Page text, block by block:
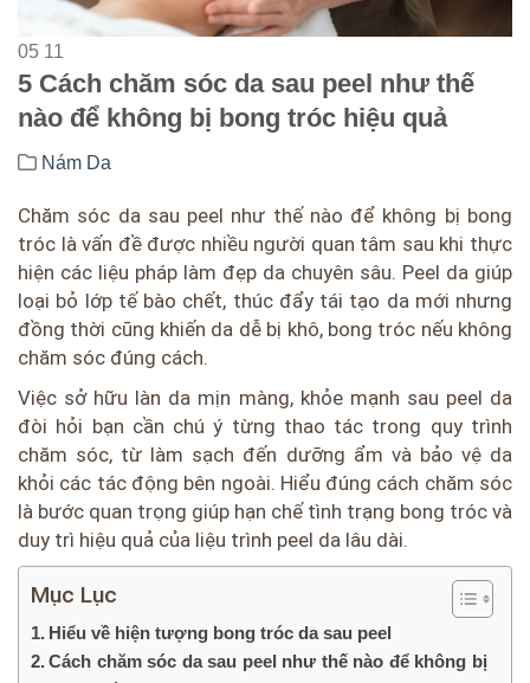
05 11
5 Cách chăm sóc da sau peel như thế
nào để không bị bong tróc hiệu quả
Nám Da
Chăm sóc da sau peel như thế nào để không bị bong
tróc là vấn đề được nhiều người quan tâm sau khi thực
hiện các liệu pháp làm đẹp da chuyên sâu. Peel da giúp
loại bỏ lớp tế bào chết, thúc đẩy tái tạo da mới nhưng
đồng thời cũng khiến da dễ bị khô, bong tróc nếu không
chăm sóc đúng cách.
Việc sở hữu làn da mịn màng, khỏe mạnh sau peel da
đòi hỏi bạn cần chú ý từng thao tác trong quy trình
chăm sóc, từ làm sạch đến dưỡng ẩm và bảo vệ da
khỏi các tác động bên ngoài. Hiểu đúng cách chăm sóc
là bước quan trọng giúp hạn chế tình trạng bong tróc và
duy trì hiệu quả của liệu trình peel da lâu dài.
Mục Lục
Hiểu về hiện tượng bong tróc da sau peel
Cách chăm sóc da sau peel như thế nào để không bị